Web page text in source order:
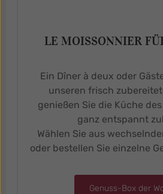
LE MOISSONNIER
Ein Dîner à deux oder
unseren frisch
genießen Sie die Küche
ganz entspannt
Wählen Sie aus
oder bestellen Sie einzelne
Genuss-Box der